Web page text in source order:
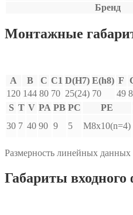
Бренд
Монтажные
A B C C1 D(H7) E(h8) F
120 144 80 70 25(24) 70 49
S T V PA PB PC PE
30 7 40 90 9 5 M8x10(n=4)
Размерность линейных
Габариты входного